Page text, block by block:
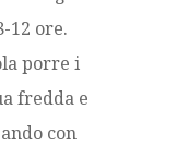
12 ore.
porre i
fredda e
con